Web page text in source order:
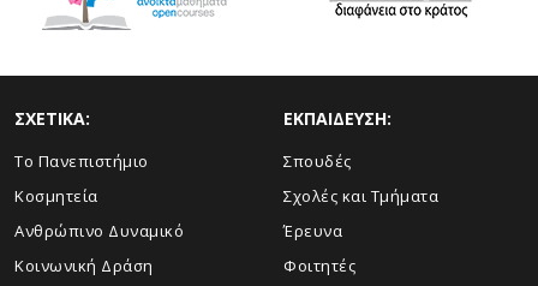
ΣΧΕΤΙΚΑ:
Το Πανεπιστήμιο
Κοσμητεία
Ανθρώπινο Δυναμικό
Κοινωνική Δράση
ΕΚΠΑΙΔΕΥΣΗ:
Σπουδές
Σχολές και Τμήματα
Έρευνα
Φοιτητές